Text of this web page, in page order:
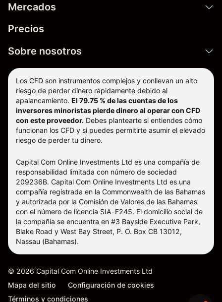
Mercados
Precios
Sobre nosotros
Los CFD son instrumentos complejos y conllevan un alto
riesgo de perder dinero rápidamente debido al
apalancamiento. El 79.75 % de las cuentas de los
inversores minoristas pierde dinero al operar con CFD
con este proveedor. Debes plantearte si entiendes cómo
funcionan los CFD y si puedes permitirte asumir el elevado
riesgo de perder tu dinero.
Capital Com Online Investments Ltd es una compañía de
responsabilidad limitada con número de sociedad
209236B. Capital Com Online Investments Ltd es una
compañía registrada en la Commonwealth de las Bahamas
y autorizada por la Comisión de Valores de las Bahamas
con el número de licencia SIA-F245. El domicilio social de
la compañía se encuentra en #3 Bayside Executive Park,
Blake Road y West Bay Street, P. O. Box CB 13012,
Nassau (Bahamas).
© 2026 Capital Com Online Investments Ltd
Mapa del sitio
Configuración de cookies
Términos y condiciones